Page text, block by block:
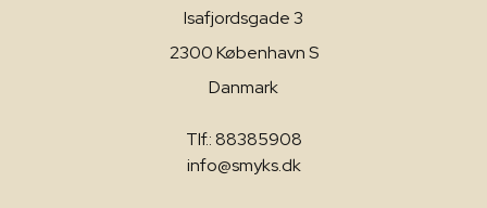
Isafjordsgade 3
2300 København S
Danmark
Tlf.: 88385908
info@smyks.dk